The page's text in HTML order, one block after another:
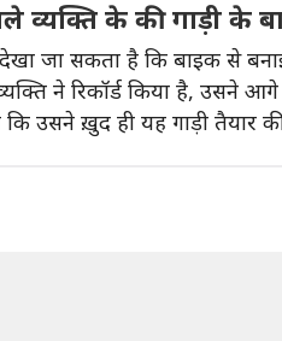
व्यक्ति के की गाड़ी के
जा सकता है कि बाइक से
ने रिकॉर्ड किया है, उसने
कि उसने ख़ुद ही यह गाड़ी